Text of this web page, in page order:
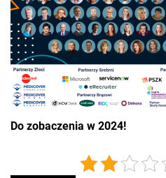
Do zobaczenia w 2024!